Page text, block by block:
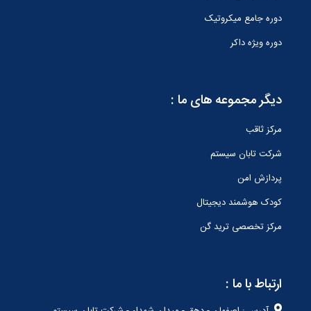
انجام می‌شود که با هدف بهره‌وری، پایش لحظه‌ای و کاهش
اتلاف انرژی طراحی شده است. بررسی عملکرد برنامه هفتم
داشت تا عملکرد یک‌ساله برنامه هفتم توسعه کشور و برنامه‌های
مرتبط با شعار سال «سرمایه‌گذاری برای تولید» را مورد بررسی
قرار دهد. این نشست تخصصی در عصر سه‌شنبه دوم اردیبهشت
دوره جامع میکروتیک
دوره ویژه داکر
دیگر مجموعه های ما :
مرکز ثاقب
شرکت تابان سیستم
پردازش امن
کودک هوشمند دیجیتال
مرکز تخصصی ترید گن
ارتباط با ما :